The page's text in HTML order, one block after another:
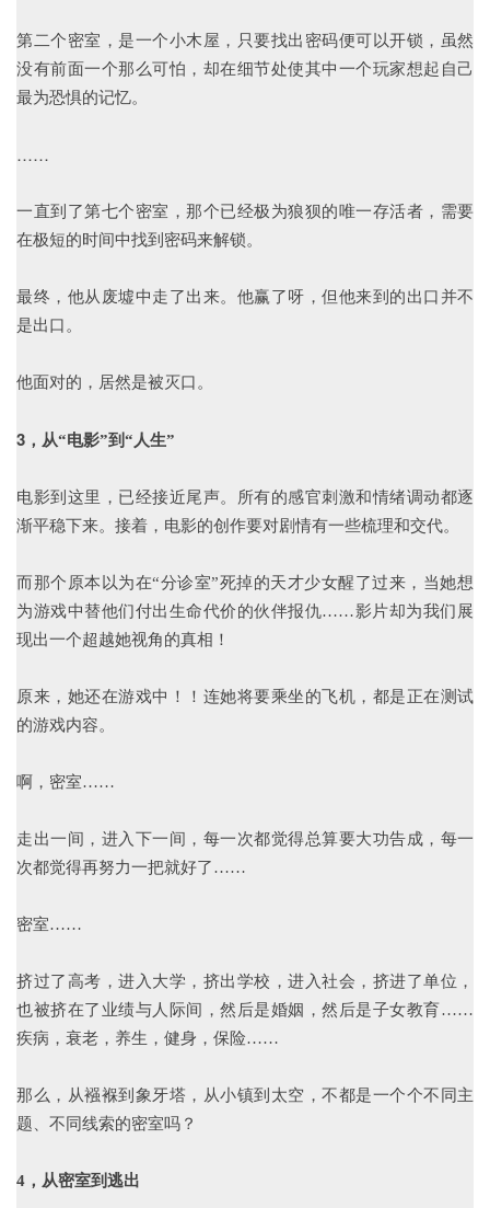
第二个密室，是一个小木屋，只要找出密码便可以开锁，虽然
没有前面一个那么可怕，却在细节处使其中一个玩家想起自己
最为恐惧的记忆。
……
一直到了第七个密室，那个已经极为狼狈的唯一存活者，需要
在极短的时间中找到密码来解锁。
最终，他从废墟中走了出来。他赢了呀，但他来到的出口并不
是出口。
他面对的，居然是被灭口。
3， 从“电影”到“人生”
电影到这里，已经接近尾声。所有的感官刺激和情绪调动都逐
渐平稳下来。接着，电影的创作要对剧情有一些梳理和交代。
而那个原本以为在“分诊室”死掉的天才少女醒了过来，当她想
为游戏中替他们付出生命代价的伙伴报仇……影片却为我们展
现出一个超越她视角的真相！
原来，她还在游戏中！！连她将要乘坐的飞机，都是正在测试
的游戏内容。
啊，密室……
走出一间，进入下一间，每一次都觉得总算要大功告成，每一
次都觉得再努力一把就好了……
密室……
挤过了高考，进入大学，挤出学校，进入社会，挤进了单位，
也被挤在了业绩与人际间，然后是婚姻，然后是子女教育……
疾病，衰老，养生，健身，保险……
那么，从襁褓到象牙塔，从小镇到太空，不都是一个个不同主
题、不同线索的密室吗？
4，从密室到逃出